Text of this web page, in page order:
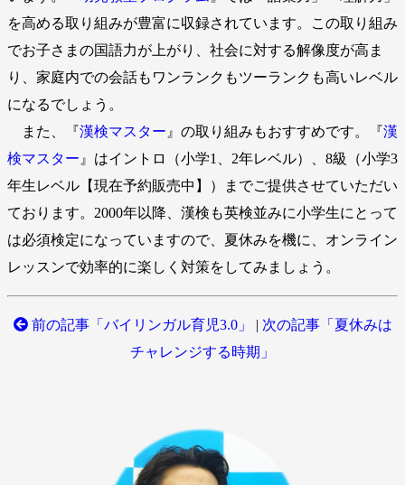
を高める取り組みが豊富に収録されています。この取り組み
でお子さまの国語力が上がり、社会に対する解像度が高ま
り、家庭内での会話もワンランクもツーランクも高いレベル
になるでしょう。
また、『漢検マスター 』の取り組みもおすすめです。『漢
検マスター 』はイントロ（小学1、2年レベル）、8級（小学3
年生レベル【現在予約販売中】）までご提供させていただい
ております。2000年以降、漢検も英検並みに小学生にとって
は必須検定になっていますので、夏休みを機に、オンライン
レッスンで効率的に楽しく対策をしてみましょう。
前の記事「バイリンガル育児3.0」 | 次の記事「夏休みは
チャレンジする時期」